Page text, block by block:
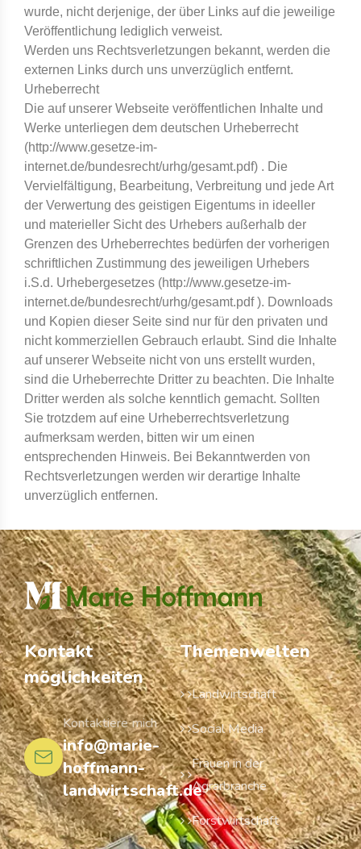
wurde, nicht derjenige, der über Links auf die jeweilige
Veröffentlichung lediglich verweist.
Werden uns Rechtsverletzungen bekannt, werden die
externen Links durch uns unverzüglich entfernt.
Urheberrecht
Die auf unserer Webseite veröffentlichen Inhalte und
Werke unterliegen dem deutschen Urheberrecht
(http://www.gesetze-im-
internet.de/bundesrecht/urhg/gesamt.pdf) . Die
Vervielfältigung, Bearbeitung, Verbreitung und jede Art
der Verwertung des geistigen Eigentums in ideeller
und materieller Sicht des Urhebers außerhalb der
Grenzen des Urheberrechtes bedürfen der vorherigen
schriftlichen Zustimmung des jeweiligen Urhebers
i.S.d. Urhebergesetzes (http://www.gesetze-im-
internet.de/bundesrecht/urhg/gesamt.pdf ). Downloads
und Kopien dieser Seite sind nur für den privaten und
nicht kommerziellen Gebrauch erlaubt. Sind die Inhalte
auf unserer Webseite nicht von uns erstellt wurden,
sind die Urheberrechte Dritter zu beachten. Die Inhalte
Dritter werden als solche kenntlich gemacht. Sollten
Sie trotzdem auf eine Urheberrechtsverletzung
aufmerksam werden, bitten wir um einen
entsprechenden Hinweis. Bei Bekanntwerden von
Rechtsverletzungen werden wir derartige Inhalte
unverzüglich entfernen.
Kontakt
möglichkeiten
info@marie-
hoffmann-
landwirtschaft.de
Kontaktiere mich
Themenwelten
Landwirtschaft
Social Media
Frauen in der
Agrarbranche
Forstwirtschaft